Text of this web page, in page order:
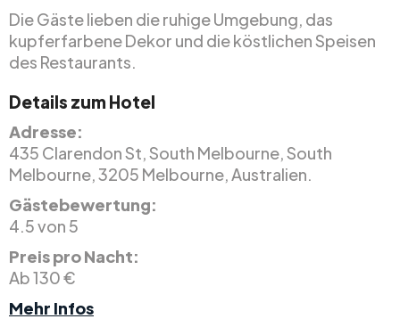
Die Gäste lieben die ruhige Umgebung, das
kupferfarbene Dekor und die köstlichen Speisen
des Restaurants.
Details zum Hotel
Adresse:
435 Clarendon St, South Melbourne, South
Melbourne, 3205 Melbourne, Australien.
Gästebewertung:
4.5 von 5
Preis pro Nacht:
Ab 130 €
Mehr Infos